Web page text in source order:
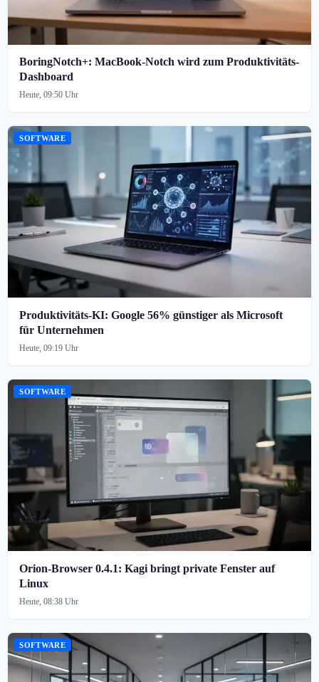
BoringNotch+: MacBook-Notch wird zum Produktivitäts-
Dashboard
Heute, 09:50 Uhr
SOFTWARE
Produktivitäts-KI: Google 56% günstiger als Microsoft
für Unternehmen
Heute, 09:19 Uhr
SOFTWARE
Orion-Browser 0.4.1: Kagi bringt private Fenster auf
Linux
Heute, 08:38 Uhr
SOFTWARE